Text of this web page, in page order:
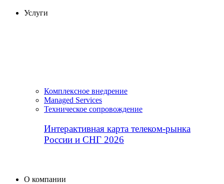
Услуги
Комплексное внедрение
Managed Services
Техническое сопровождение
Интерактивная карта телеком-рынка
России и СНГ 2026
О компании